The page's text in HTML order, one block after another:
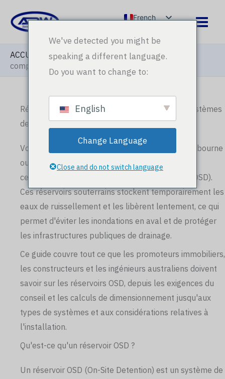
French
ACCUEIL »Blog»Réservoirs OSD Australie : Guide
complet des systèmes de détention sur site
Réservoirs OSD Australie : Guide complet des systèmes
de détention sur site
Vous prévoyez un développement à Sydney, Melbourne
ou Brisbane ? Votre municipalité exige très
certainement un système de rétention sur site (OSD).
Ces réservoirs souterrains stockent temporairement les
eaux de ruissellement et les libèrent lentement, ce qui
permet d'éviter les inondations en aval et de protéger
les infrastructures publiques de drainage.
Ce guide couvre tout ce que les promoteurs immobiliers,
les constructeurs et les ingénieurs australiens doivent
savoir sur les réservoirs OSD, depuis les exigences du
conseil et les calculs de dimensionnement jusqu'aux
types de systèmes et aux considérations relatives à
l'installation.
Qu'est-ce qu'un réservoir OSD ?
Un réservoir OSD (On-Site Detention) est un système de
We've detected you might be
speaking a different language.
Do you want to change to:
English
Change Language
Close and do not switch language